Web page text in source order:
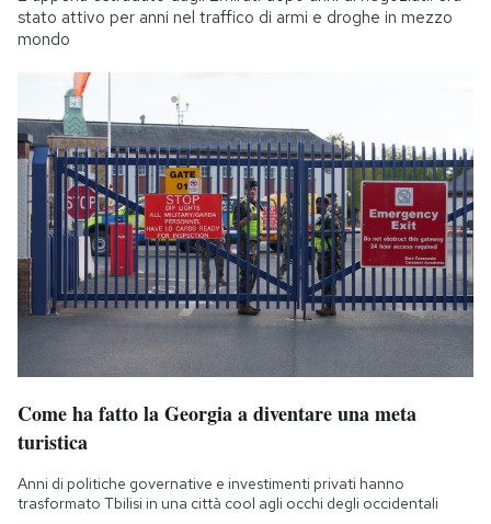
stato attivo per anni nel traffico di armi e droghe in mezzo
mondo
Come ha fatto la Georgia a diventare una meta
turistica
Anni di politiche governative e investimenti privati hanno
trasformato Tbilisi in una città cool agli occhi degli occidentali